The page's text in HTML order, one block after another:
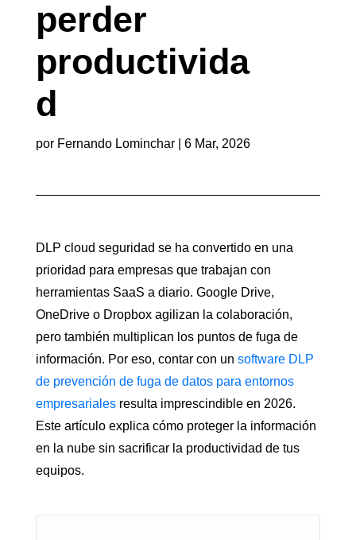
perder
productivida
d
por Fernando Lominchar| 6 Mar, 2026
DLP cloud seguridad se ha convertido en una
prioridad para empresas que trabajan con
herramientas SaaS a diario. Google Drive,
OneDrive o Dropbox agilizan la colaboración,
pero también multiplican los puntos de fuga de
información. Por eso, contar con un software DLP
de prevención de fuga de datos para entornos
empresarialesresulta imprescindible en 2026.
Este artículo explica cómo proteger la información
en la nube sin sacrificar la productividad de tus
equipos.